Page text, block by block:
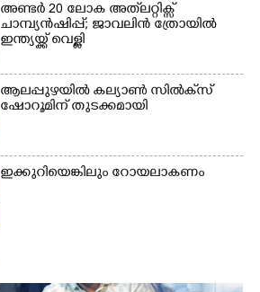
അണ്ടർ 20 ലോക അത്‌ലറ്റിക്സ്
ചാമ്പ്യൻഷിപ്പ്; ജാവലിൻ ത്രോയിൽ
ഇന്ത്യയ്ക്ക് വെള്ളി
ആലപ്പുഴയിൽ കല്യാൺ സിൽക്‌സ്
ഷോറൂമിന് തുടക്കമായി
ഇക്കുറിയെങ്കിലും റോയലാകണം